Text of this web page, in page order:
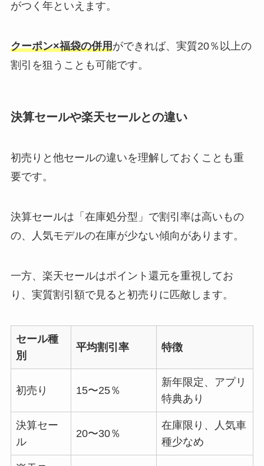
がつく年といえます。
クーポン×福袋の併用ができれば、実質20％以上の
割引を狙うことも可能です。
決算セールや楽天セールとの違い
初売りと他セールの違いを理解しておくことも重
要です。
決算セールは「在庫処分型」で割引率は高いもの
の、人気モデルの在庫が少ない傾向があります。
一方、楽天セールはポイント還元を重視してお
り、実質割引額で見ると初売りに匹敵します。
セール種
別
平均割引率 特徴
初売り 15〜25％
新年限定、アプリ
特典あり
決算セー
ル
20〜30％
在庫限り、人気車
種少なめ